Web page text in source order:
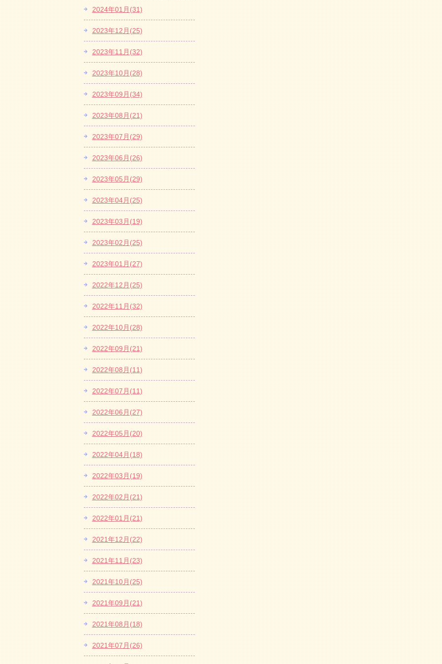
2024年01月(31)
2023年12月(25)
2023年11月(32)
2023年10月(28)
2023年09月(34)
2023年08月(21)
2023年07月(29)
2023年06月(26)
2023年05月(29)
2023年04月(25)
2023年03月(19)
2023年02月(25)
2023年01月(27)
2022年12月(25)
2022年11月(32)
2022年10月(28)
2022年09月(21)
2022年08月(11)
2022年07月(11)
2022年06月(27)
2022年05月(20)
2022年04月(18)
2022年03月(19)
2022年02月(21)
2022年01月(21)
2021年12月(22)
2021年11月(23)
2021年10月(25)
2021年09月(21)
2021年08月(18)
2021年07月(26)